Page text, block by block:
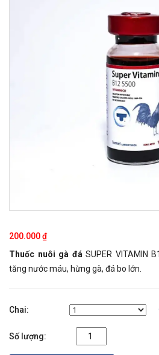
200.000₫
Thuốc nuôi gà đá SUPER VITAMIN
tăng nước máu, hừng gà, đá bo lớn.
Chai
Thuốc nuôi